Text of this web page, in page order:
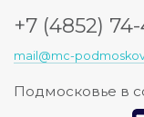
+7 (4852)
mail@mc-
Подмосковье в